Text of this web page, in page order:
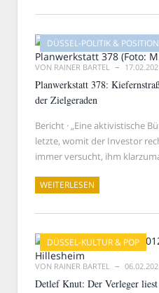
DÜSSEL-POLITIK &
VON RAINER BARTEL
Planwerkstatt 378:
der Zielgeraden
Bericht · „Eine aktivistische
letzte, womit der Investor
immer versucht, ihm
WEITERLESEN
DÜSSEL-KULTUR & POP
VON RAINER BARTEL
Detlef Knut: Der Verleger